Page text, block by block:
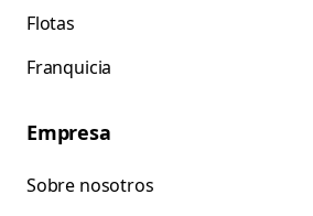
Flotas
Franquicia
Empresa
Sobre nosotros